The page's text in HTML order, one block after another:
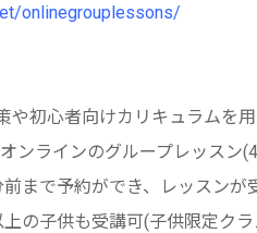
onlinegrouplessons/
や初心者向けカリキュラムを用
ンラインのグループレッスン
前まで予約ができ、レッスン
の子供も受講可(子供限定ク